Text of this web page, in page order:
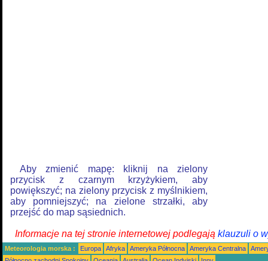
Aby zmienić mapę: kliknij na zielony
przycisk z czarnym krzyżykiem, aby
powiększyć; na zielony przycisk z myślnikiem,
aby pomniejszyć; na zielone strzałki, aby
przejść do map sąsiednich.
Informacje na tej stronie internetowej podlegają klauzuli o
Meteorologia morska : Europa Afryka Ameryka Północna Ameryka Centralna